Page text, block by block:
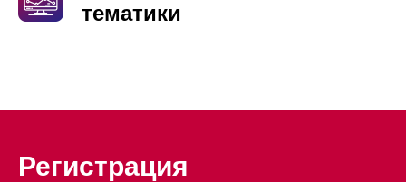
тематики
Регистрация